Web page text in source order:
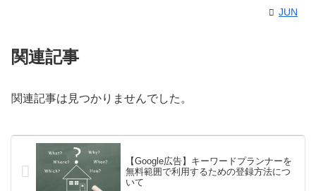
JUN
関連記事
関連記事は見つかりませんでした。
【Google広告】キーワードプランナーを
無料範囲で利用するための登録方法につ
いて